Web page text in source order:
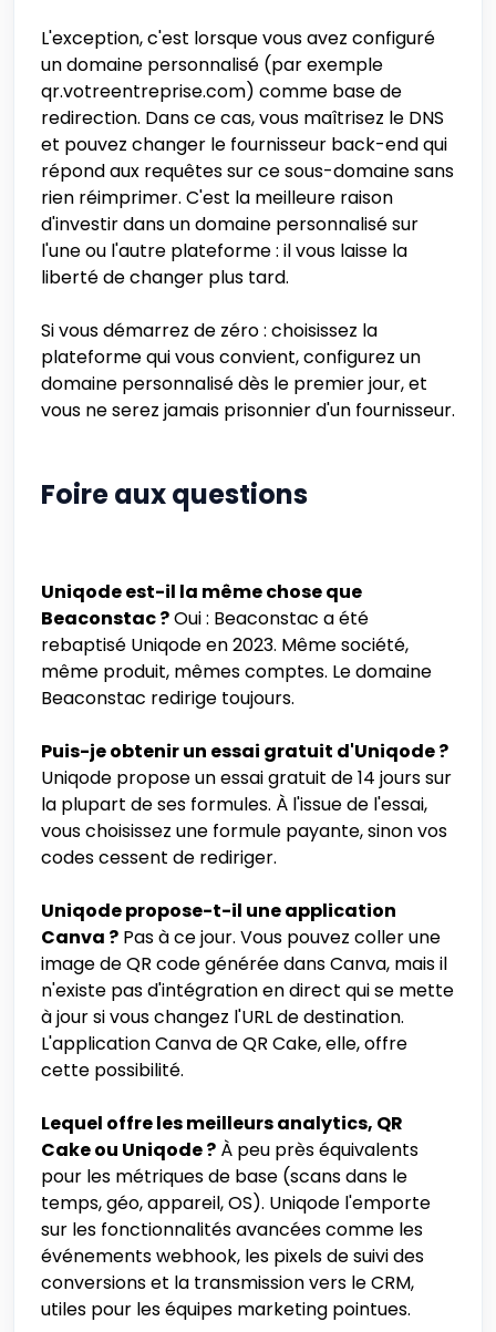
L'exception, c'est lorsque vous avez configuré
un domaine personnalisé (par exemple
qr.votreentreprise.com) comme base de
redirection. Dans ce cas, vous maîtrisez le DNS
et pouvez changer le fournisseur back-end qui
répond aux requêtes sur ce sous-domaine sans
rien réimprimer. C'est la meilleure raison
d'investir dans un domaine personnalisé sur
l'une ou l'autre plateforme : il vous laisse la
liberté de changer plus tard.
Si vous démarrez de zéro : choisissez la
plateforme qui vous convient, configurez un
domaine personnalisé dès le premier jour, et
vous ne serez jamais prisonnier d'un fournisseur.
Foire aux questions
Uniqode est-il la même chose que
Beaconstac ?Oui : Beaconstac a été
rebaptisé Uniqode en 2023. Même société,
même produit, mêmes comptes. Le domaine
Beaconstac redirige toujours.
Puis-je obtenir un essai gratuit d'Uniqode ?
Uniqode propose un essai gratuit de 14 jours sur
la plupart de ses formules. À l'issue de l'essai,
vous choisissez une formule payante, sinon vos
codes cessent de rediriger.
Uniqode propose-t-il une application
Canva ? Pas à ce jour. Vous pouvez coller une
image de QR code générée dans Canva, mais il
n'existe pas d'intégration en direct qui se mette
à jour si vous changez l'URL de destination.
L'application Canva de QR Cake, elle, offre
cette possibilité.
Lequel offre les meilleurs analytics, QR
Cake ou Uniqode ? À peu près équivalents
pour les métriques de base (scans dans le
temps, géo, appareil, OS). Uniqode l'emporte
sur les fonctionnalités avancées comme les
événements webhook, les pixels de suivi des
conversions et la transmission vers le CRM,
utiles pour les équipes marketing pointues.